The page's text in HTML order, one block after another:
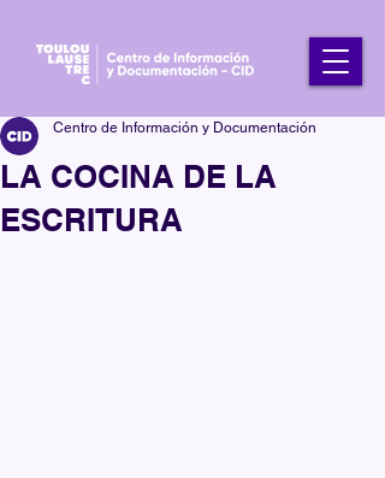
LA COCINA DE LA
ESCRITURA
Centro de Información y Documentación